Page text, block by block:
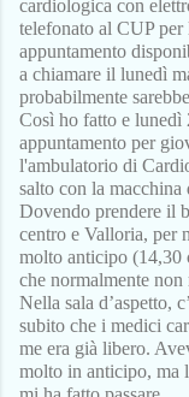
cardiologica con
telefonato al CUP
appuntamento
a chiamare il lunedì
probabilmente
Così ho fatto e lunedì
appuntamento per
l'ambulatorio di
salto con la macchina
Dovendo prendere il
centro e Valloria, per
molto anticipo (14,30
che normalmente non
Nella sala d’aspetto,
subito che i medici
me era già libero.
molto in anticipo, ma